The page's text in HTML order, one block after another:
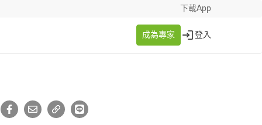
下載App
成為專家 登入